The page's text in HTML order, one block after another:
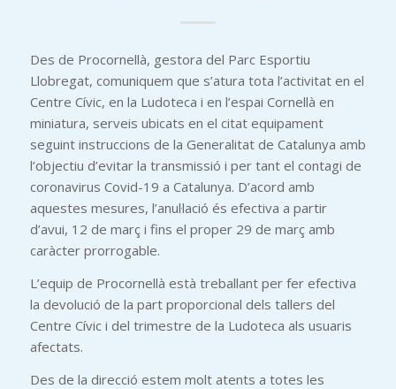
Des de Procornellà, gestora del Parc Esportiu
Llobregat, comuniquem que s’atura tota l’activitat en el
Centre Cívic, en la Ludoteca i en l’espai Cornellà en
miniatura, serveis ubicats en el citat equipament
seguint instruccions de la Generalitat de Catalunya amb
l’objectiu d’evitar la transmissió i per tant el contagi de
coronavirus Covid-19 a Catalunya. D’acord amb
aquestes mesures, l’anul·lació és efectiva a partir
d’avui, 12 de març i fins el proper 29 de març amb
caràcter prorrogable.
L’equip de Procornellà està treballant per fer efectiva
la devolució de la part proporcional dels tallers del
Centre Cívic i del trimestre de la Ludoteca als usuaris
afectats.
Des de la direcció estem molt atents a totes les